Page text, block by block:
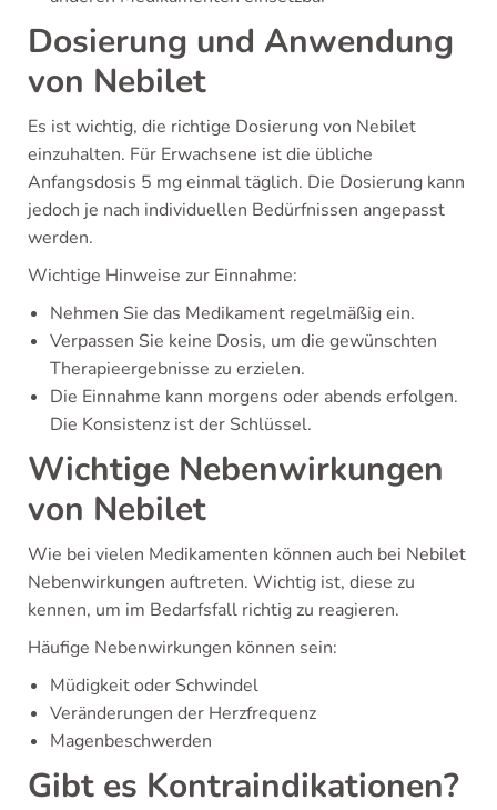
Dosierung und Anwendung
von Nebilet
Es ist wichtig, die richtige Dosierung von Nebilet
einzuhalten. Für Erwachsene ist die übliche
Anfangsdosis 5 mg einmal täglich. Die Dosierung kann
jedoch je nach individuellen Bedürfnissen angepasst
werden.
Wichtige Hinweise zur Einnahme:
Nehmen Sie das Medikament regelmäßig ein.
Verpassen Sie keine Dosis, um die gewünschten
Therapieergebnisse zu erzielen.
Die Einnahme kann morgens oder abends erfolgen.
Die Konsistenz ist der Schlüssel.
Wichtige Nebenwirkungen
von Nebilet
Wie bei vielen Medikamenten können auch bei Nebilet
Nebenwirkungen auftreten. Wichtig ist, diese zu
kennen, um im Bedarfsfall richtig zu reagieren.
Häufige Nebenwirkungen können sein:
Müdigkeit oder Schwindel
Veränderungen der Herzfrequenz
Magenbeschwerden
Gibt es Kontraindikationen?